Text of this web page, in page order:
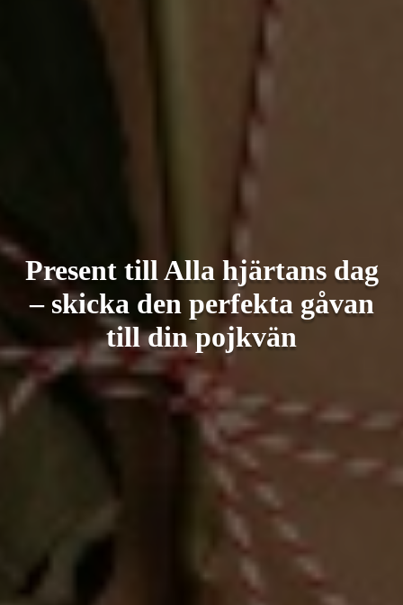
Present till Alla hjärtans dag
– skicka den perfekta gåvan
till din pojkvän